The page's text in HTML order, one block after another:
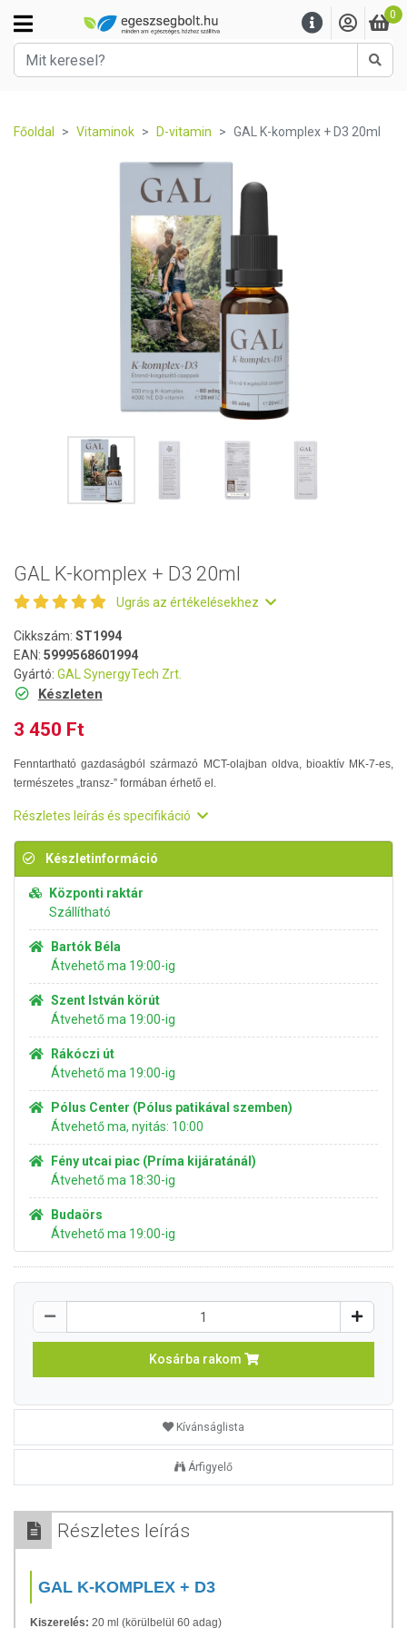
0
Főoldal Vitaminok D-vitamin GAL K-komplex + D3 20ml
GAL K-komplex + D3 20ml
Ugrás az értékelésekhez
Cikkszám: ST1994
EAN: 5999568601994
Gyártó: GAL SynergyTech Zrt.
Készleten
3 450 Ft
Fenntartható gazdaságból származó MCT-olajban oldva, bioaktív MK-7-es,
természetes „transz-” formában érhető el.
Részletes leírás és specifikáció
Készletinformáció
Központi raktár
Szállítható
Bartók Béla
Átvehető ma 19:00-ig
Szent István körút
Átvehető ma 19:00-ig
Rákóczi út
Átvehető ma 19:00-ig
Pólus Center (Pólus patikával szemben)
Átvehető ma, nyitás: 10:00
Fény utcai piac (Príma kijáratánál)
Átvehető ma 18:30-ig
Budaörs
Átvehető ma 19:00-ig
Kosárba rakom
Kívánságlista
Árfigyelő
Részletes leírás
GAL K-KOMPLEX + D3
Kiszerelés: 20 ml (körülbelül 60 adag)